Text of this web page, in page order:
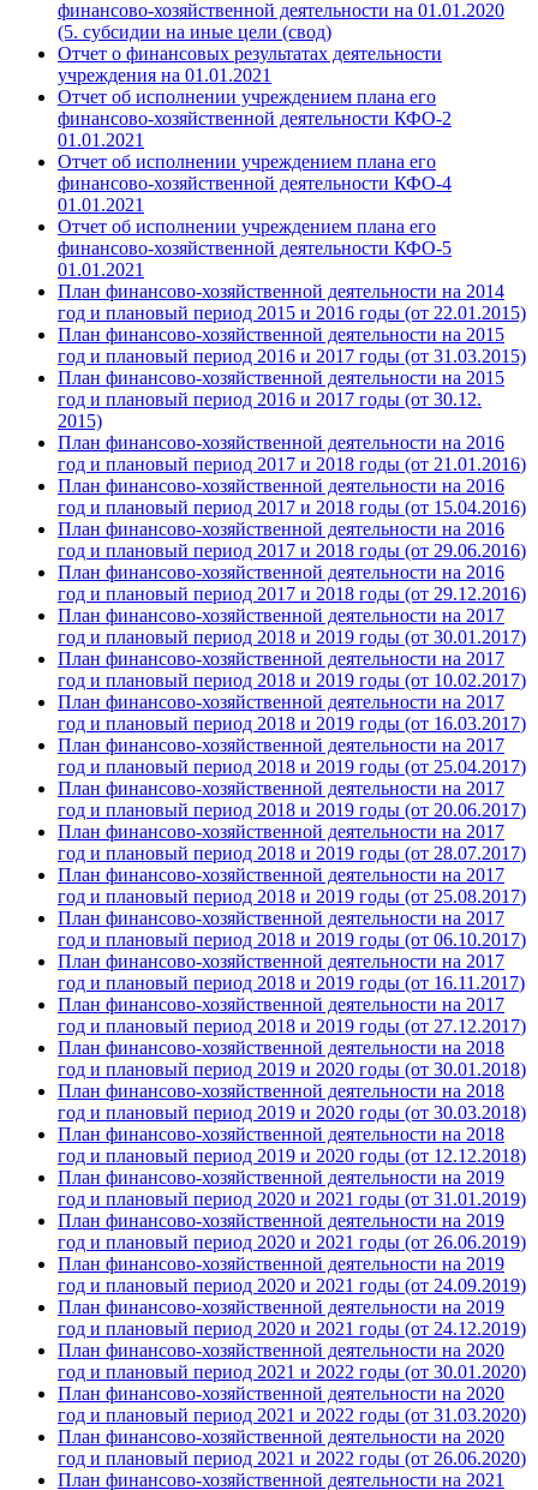
финансово-хозяйственной деятельности на 01.01.2020
(5. субсидии на иные цели (свод)
Отчет о финансовых результатах деятельности
учреждения на 01.01.2021
Отчет об исполнении учреждением плана его
финансово-хозяйственной деятельности КФО-2
01.01.2021
Отчет об исполнении учреждением плана его
финансово-хозяйственной деятельности КФО-4
01.01.2021
Отчет об исполнении учреждением плана его
финансово-хозяйственной деятельности КФО-5
01.01.2021
План финансово-хозяйственной деятельности на 2014
год и плановый период 2015 и 2016 годы (от 22.01.2015)
План финансово-хозяйственной деятельности на 2015
год и плановый период 2016 и 2017 годы (от 31.03.2015)
План финансово-хозяйственной деятельности на 2015
год и плановый период 2016 и 2017 годы (от 30.12.
2015)
План финансово-хозяйственной деятельности на 2016
год и плановый период 2017 и 2018 годы (от 21.01.2016)
План финансово-хозяйственной деятельности на 2016
год и плановый период 2017 и 2018 годы (от 15.04.2016)
План финансово-хозяйственной деятельности на 2016
год и плановый период 2017 и 2018 годы (от 29.06.2016)
План финансово-хозяйственной деятельности на 2016
год и плановый период 2017 и 2018 годы (от 29.12.2016)
План финансово-хозяйственной деятельности на 2017
год и плановый период 2018 и 2019 годы (от 30.01.2017)
План финансово-хозяйственной деятельности на 2017
год и плановый период 2018 и 2019 годы (от 10.02.2017)
План финансово-хозяйственной деятельности на 2017
год и плановый период 2018 и 2019 годы (от 16.03.2017)
План финансово-хозяйственной деятельности на 2017
год и плановый период 2018 и 2019 годы (от 25.04.2017)
План финансово-хозяйственной деятельности на 2017
год и плановый период 2018 и 2019 годы (от 20.06.2017)
План финансово-хозяйственной деятельности на 2017
год и плановый период 2018 и 2019 годы (от 28.07.2017)
План финансово-хозяйственной деятельности на 2017
год и плановый период 2018 и 2019 годы (от 25.08.2017)
План финансово-хозяйственной деятельности на 2017
год и плановый период 2018 и 2019 годы (от 06.10.2017)
План финансово-хозяйственной деятельности на 2017
год и плановый период 2018 и 2019 годы (от 16.11.2017)
План финансово-хозяйственной деятельности на 2017
год и плановый период 2018 и 2019 годы (от 27.12.2017)
План финансово-хозяйственной деятельности на 2018
год и плановый период 2019 и 2020 годы (от 30.01.2018)
План финансово-хозяйственной деятельности на 2018
год и плановый период 2019 и 2020 годы (от 30.03.2018)
План финансово-хозяйственной деятельности на 2018
год и плановый период 2019 и 2020 годы (от 12.12.2018)
План финансово-хозяйственной деятельности на 2019
год и плановый период 2020 и 2021 годы (от 31.01.2019)
План финансово-хозяйственной деятельности на 2019
год и плановый период 2020 и 2021 годы (от 26.06.2019)
План финансово-хозяйственной деятельности на 2019
год и плановый период 2020 и 2021 годы (от 24.09.2019)
План финансово-хозяйственной деятельности на 2019
год и плановый период 2020 и 2021 годы (от 24.12.2019)
План финансово-хозяйственной деятельности на 2020
год и плановый период 2021 и 2022 годы (от 30.01.2020)
План финансово-хозяйственной деятельности на 2020
год и плановый период 2021 и 2022 годы (от 31.03.2020)
План финансово-хозяйственной деятельности на 2020
год и плановый период 2021 и 2022 годы (от 26.06.2020)
План финансово-хозяйственной деятельности на 2021